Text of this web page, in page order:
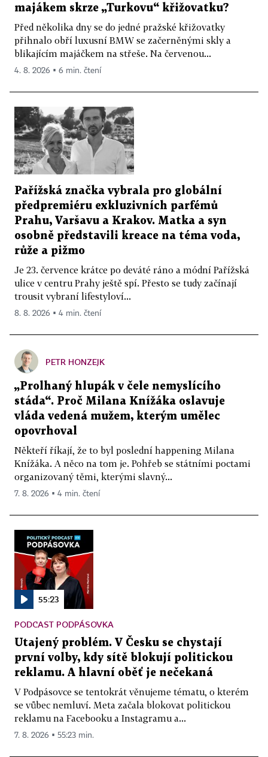
majákem skrze „Turkovu“ křižovatku?
Před několika dny se do jedné pražské křižovatky
přihnalo obří luxusní BMW se začerněnými skly a
blikajícím majáčkem na střeše. Na červenou...
4. 8. 2026 ▪ 6 min. čtení
Pařížská značka vybrala pro globální
předpremiéru exkluzivních parfémů
Prahu, Varšavu a Krakov. Matka a syn
osobně představili kreace na téma voda,
růže a pižmo
Je 23. července krátce po deváté ráno a módní Pařížská
ulice v centru Prahy ještě spí. Přesto se tudy začínají
trousit vybraní lifestyloví...
8. 8. 2026 ▪ 4 min. čtení
PETR HONZEJK
„Prolhaný hlupák v čele nemyslícího
stáda“. Proč Milana Knížáka oslavuje
vláda vedená mužem, kterým umělec
opovrhoval
Někteří říkají, že to byl poslední happening Milana
Knížáka. A něco na tom je. Pohřeb se státními poctami
organizovaný těmi, kterými slavný...
7. 8. 2026 ▪ 4 min. čtení
55:23
PODCAST PODPÁSOVKA
Utajený problém. V Česku se chystají
první volby, kdy sítě blokují politickou
reklamu. A hlavní oběť je nečekaná
V Podpásovce se tentokrát věnujeme tématu, o kterém
se vůbec nemluví. Meta začala blokovat politickou
reklamu na Facebooku a Instagramu a...
7. 8. 2026 ▪ 55:23 min.